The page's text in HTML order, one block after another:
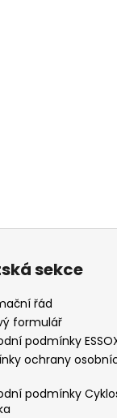
sekce
řád
formulář
podmínky
ochrany
podmínky